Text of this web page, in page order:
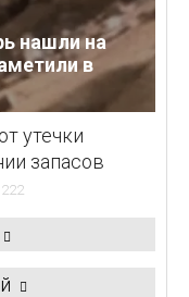
нашли на
в
утечки
запасов
222